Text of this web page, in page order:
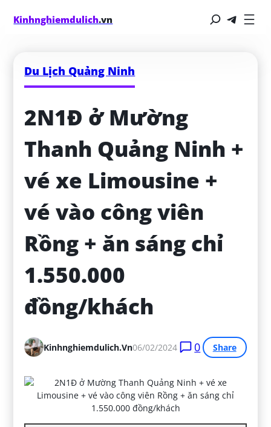
Kinhnghiemdulich.vn
Du Lịch Quảng Ninh
2N1Đ ở Mường
Thanh Quảng Ninh +
vé xe Limousine +
vé vào công viên
Rồng + ăn sáng chỉ
1.550.000
đồng/khách
Kinhnghiemdulich.vn06/02/2024 0 Share